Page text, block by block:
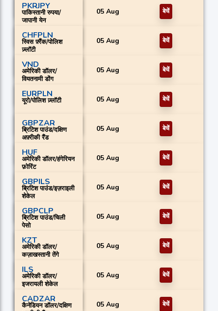
PKRJPY
पाकिस्तानी रुपया/
जापानी येन
05 Aug बेचें
CHFPLN
स्विस फ़्रैंक/पोलिश
ज़्लॉटी
05 Aug बेचें
VND
अमेरिकी डॉलर/
वियतनामी डोंग
05 Aug बेचें
EURPLN
यूरो/पोलिश ज़्लॉटी 05 Aug बेचें
GBPZAR
ब्रिटिश पाउंड/दक्षिण
अफ़्रीकी रैंड
05 Aug बेचें
HUF
अमेरिकी डॉलर/हंगेरियन
फ़ोरिंट
05 Aug बेचें
GBPILS
ब्रिटिश पाउंड/इज़राइली
शेकेल
05 Aug बेचें
GBPCLP
ब्रिटिश पाउंड/चिली
पेसो
05 Aug बेचें
KZT
अमेरिकी डॉलर/
कज़ाखस्तानी तेंगे
05 Aug बेचें
ILS
अमेरिकी डॉलर/
इजरायली शेकेल
05 Aug बेचें
CADZAR
कैनेडियन डॉलर/दक्षिण
05 Aug बेचें